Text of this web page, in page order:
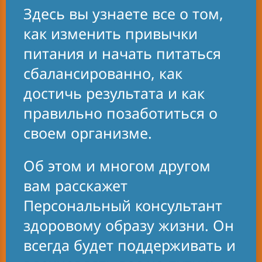
Принципы
сбалансированного
рациона и результаты
людей, добившихся своих
целей, вдох-новили меня
присоединиться к Группе
поддержки. Я стала
регулярно посещать Клуб,
поменяла свои привычки
питания и узнала больше
о своем организ-ме. Это
мотивировало менять
жизнь к лучшему! Теперь я
Здесь вы узнаете все о том,
как изменить привычки
питания и начать питаться
сбалансированно, как
достичь результата и как
правильно позаботиться о
своем организме.
Об этом и многом другом
вам расскажет
Персональный консультант
здоровому образу жизни. Он
всегда будет поддерживать и